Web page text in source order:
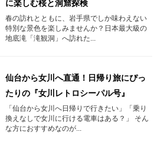
に楽しむ桜と洞窟探検
春の訪れとともに、岩手県でしか味わえない
特別な景色を楽しみませんか？日本最大級の
地底滝「滝観洞」へ訪れた...
仙台から女川へ直通！日帰り旅にぴっ
たりの『女川レトロシーパル号』
「仙台から女川へ日帰りで行きたい」「乗り
換えなしで女川に行ける電車はある？」 そん
な方におすすめなのが...